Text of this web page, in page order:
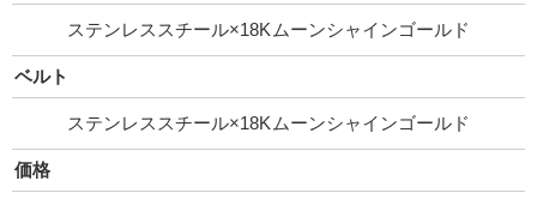
ステンレススチール×18Kムーンシャインゴールド
ベルト
ステンレススチール×18Kムーンシャインゴールド
価格